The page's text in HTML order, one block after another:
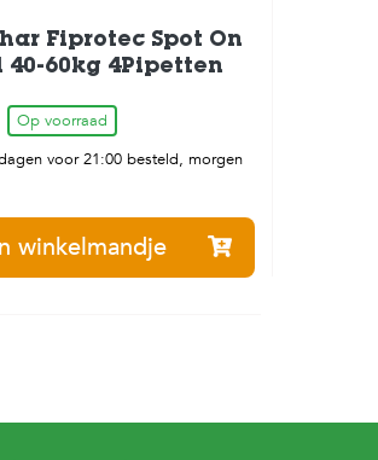
Fiprotec Spot On
40-60kg 4Pipetten
Op voorraad
voor 21:00 besteld, morgen
winkelmandje